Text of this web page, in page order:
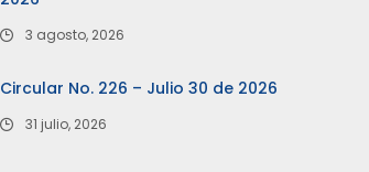
3 agosto, 2026
Circular No. 226 – Julio 30 de 2026
31 julio, 2026